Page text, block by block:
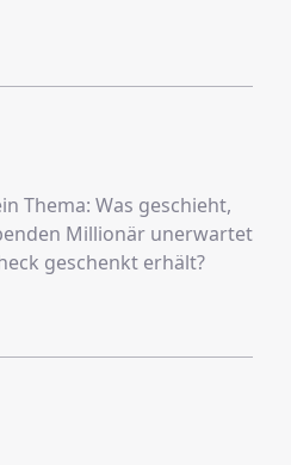
Thema: Was geschieht,
Millionär unerwartet
geschenkt erhält?